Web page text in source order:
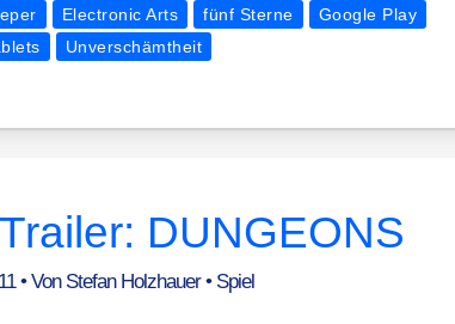
Electronic Arts fünf Sterne
Google Play
Unverschämtheit
DUNGEONS
• Von Stefan Holzhauer• Spiel